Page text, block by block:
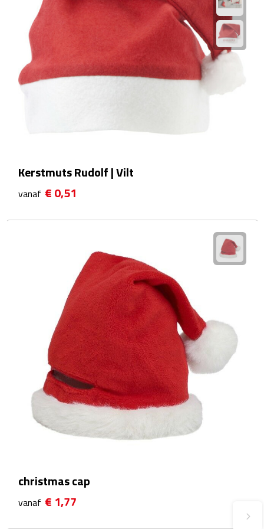
Rijbewijs- & kentekenhoezen
USB autoladers
Veiligheidshamers
Fiets Accessoires
Fietsbellen
Fiets telefoonhouders
Fietspompen
Fietssloten
Fietsverlichting
Fiets reparatiesets
Zadelhoezen
Drinkwaren
Kerstmuts Rudolf | Vilt
vanaf € 0,51
christmas cap
vanaf € 1,77